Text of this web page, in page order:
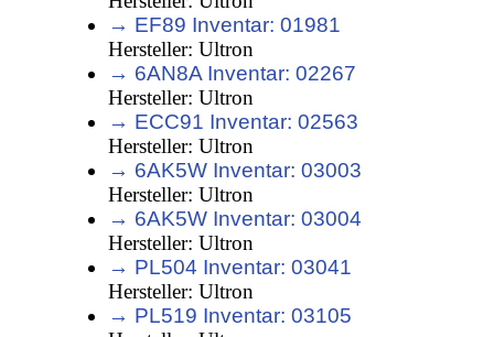
→ EF89 Inventar: 01981
Hersteller: Ultron
→ 6AN8A Inventar: 02267
Hersteller: Ultron
→ ECC91 Inventar: 02563
Hersteller: Ultron
→ 6AK5W Inventar: 03003
Hersteller: Ultron
→ 6AK5W Inventar: 03004
Hersteller: Ultron
→ PL504 Inventar: 03041
Hersteller: Ultron
→ PL519 Inventar: 03105